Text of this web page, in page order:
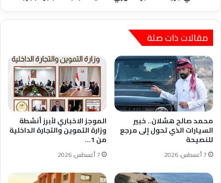
مقالات ذات صلة
محمد صالح هشلان.. خبير
السيارات الذي تحول إلى مرجع
للنصيحة
7 أغسطس، 2026
الموجز الاخباري لأبرز أنشطة
وزارة التموين والتجارة الداخلية
من 1…
7 أغسطس، 2026